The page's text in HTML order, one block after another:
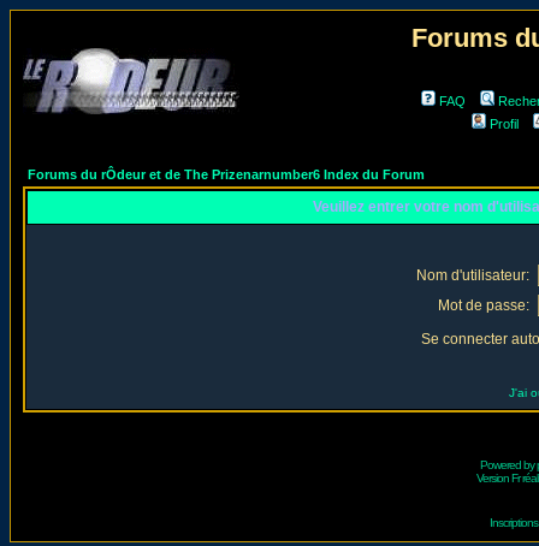
Forums
FAQ
Profil
Forums du rÔdeur et de The Prizenarnumber6 Index du Forum
Veuillez entrer votre nom
Nom d'utilisateur:
Mot de passe:
Se connecter
J'ai
Powered by
Version Fr